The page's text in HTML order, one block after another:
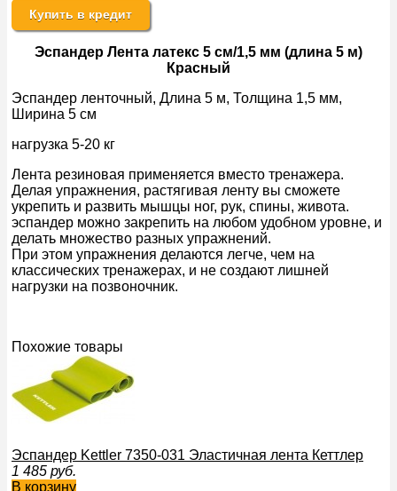
Купить в кредит
Эспандер Лента латекс 5 см/1,5 мм (длина 5 м)
Красный
Эспандер ленточный, Длина 5 м, Толщина 1,5 мм,
Ширина 5 см
нагрузка 5-20 кг
Лента резиновая применяется вместо тренажера.
Делая упражнения, растягивая ленту вы сможете
укрепить и развить мышцы ног, рук, спины, живота.
эспандер можно закрепить на любом удобном уровне, и
делать множество разных упражнений.
При этом упражнения делаются легче, чем на
классических тренажерах, и не создают лишней
нагрузки на позвоночник.
Похожие товары
Эспандер Kettler 7350-031 Эластичная лента Кеттлер
1 485 руб.
В корзину